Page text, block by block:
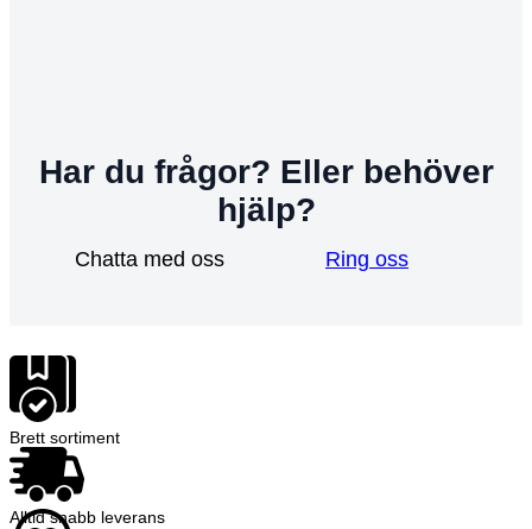
Har du frågor? Eller behöver
hjälp?
Chatta med oss Ring oss
Brett sortiment
Alltid snabb leverans